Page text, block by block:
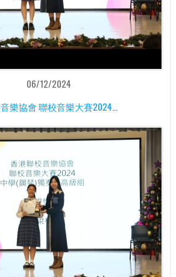
06/12/2024
樂協會 聯校音樂大賽2024...